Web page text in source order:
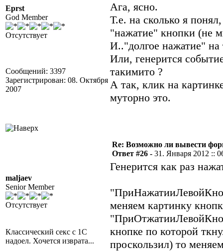
Eprst
God Member
Отсутствует
Сообщений: 3397
Зарегистрирован: 08. Октября
2007
Ага, ясно.
Т.е. на сколько я
"нажатие" кнопки (не
И.."долгое нажатие" на
Или, генерится
такимито ?
А так, клик на
муторно это.
maljaev
Senior Member
Отсутствует
Классический секс с 1С
надоел. Хочется изврата...
Re: Возможно ли вывести
Ответ #26 - 31. Января 2012 ::
Генерится как раз
меняем картинку
кнопке по которой
проскользил) то